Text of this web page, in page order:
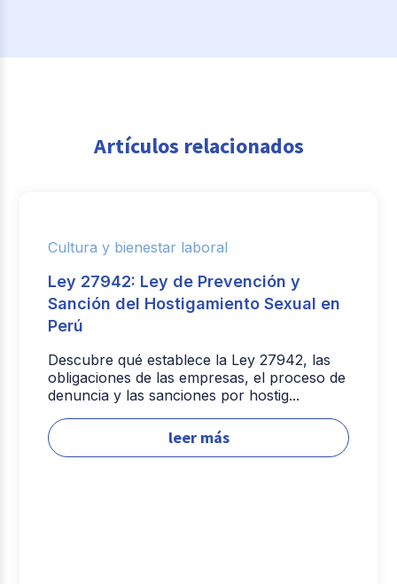
Artículos relacionados
Cultura y bienestar laboral
Ley 27942: Ley de Prevención y
Sanción del Hostigamiento Sexual en
Perú
Descubre qué establece la Ley 27942, las
obligaciones de las empresas, el proceso de
denuncia y las sanciones por hostig...
leer más